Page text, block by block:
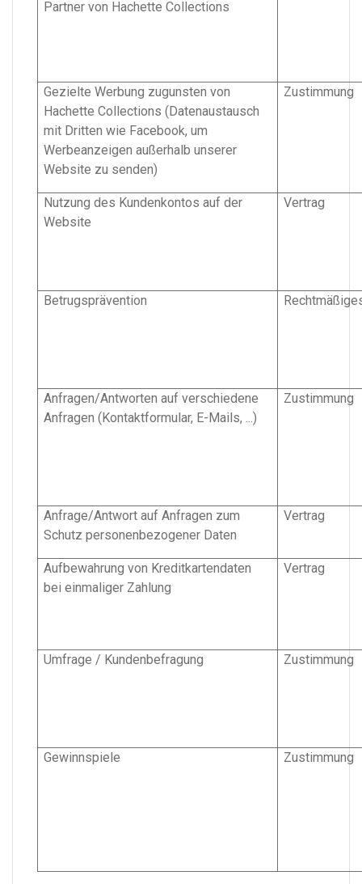
Partner von Hachette Collections
Gezielte Werbung zugunsten von
Hachette Collections (Datenaustausch
mit Dritten wie Facebook, um
Werbeanzeigen außerhalb unserer
Website zu senden)
Zustimmung
Nutzung des Kundenkontos auf der
Website
Vertrag
Betrugsprävention
Anfragen/Antworten auf verschiedene
Anfragen (Kontaktformular, E-Mails, ...)
Zustimmung
Anfrage/Antwort auf Anfragen zum
Schutz personenbezogener Daten
Vertrag
Aufbewahrung von Kreditkartendaten
bei einmaliger Zahlung
Vertrag
Umfrage / Kundenbefragung Zustimmung
Gewinnspiele Zustimmung